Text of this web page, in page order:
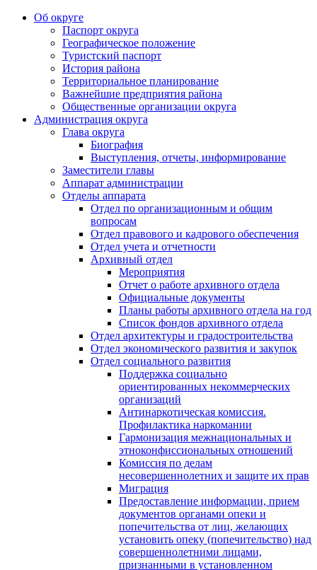
Об округе
Паспорт округа
Географическое положение
Туристский паспорт
История района
Территориальное планирование
Важнейшие предприятия района
Общественные организации округа
Администрация округа
Глава округа
Биография
Выступления, отчеты, информирование
Заместители главы
Аппарат администрации
Отделы аппарата
Отдел по организационным и общим
вопросам
Отдел правового и кадрового обеспечения
Отдел учета и отчетности
Архивный отдел
Мероприятия
Отчет о работе архивного отдела
Официальные документы
Планы работы архивного отдела на год
Список фондов архивного отдела
Отдел архитектуры и градостроительства
Отдел экономического развития и закупок
Отдел социального развития
Поддержка социально
ориентированных некоммерческих
организаций
Антинаркотическая комиссия.
Профилактика наркомании
Гармонизация межнациональных и
этноконфиссиональных отношений
Комиссия по делам
несовершеннолетних и защите их прав
Миграция
Предоставление информации, прием
документов органами опеки и
попечительства от лиц, желающих
установить опеку (попечительство) над
совершеннолетними лицами,
признанными в установленном